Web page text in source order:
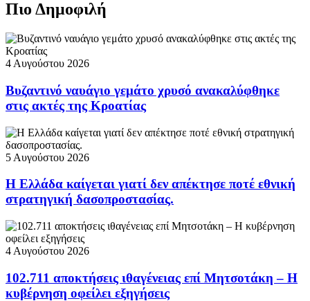
Πιο Δημοφιλή
4 Αυγούστου 2026
Βυζαντινό ναυάγιο γεμάτο χρυσό ανακαλύφθηκε
στις ακτές της Κροατίας
5 Αυγούστου 2026
Η Ελλάδα καίγεται γιατί δεν απέκτησε ποτέ εθνική
στρατηγική δασοπροστασίας.
4 Αυγούστου 2026
102.711 αποκτήσεις ιθαγένειας επί Μητσοτάκη – Η
κυβέρνηση οφείλει εξηγήσεις